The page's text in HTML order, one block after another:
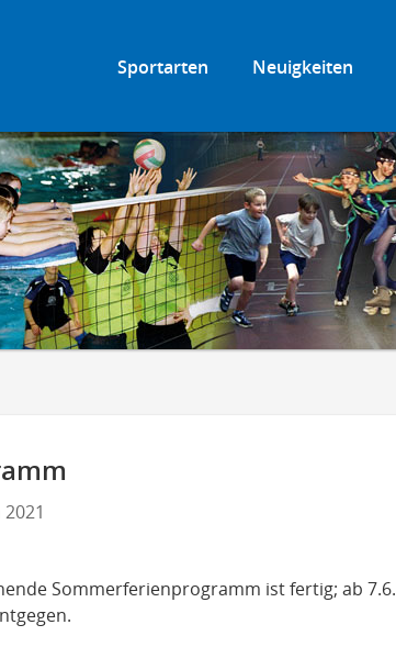
Neuigkeiten
Sportarten
Sommerferienprogramm ist fertig; ab 7.6.